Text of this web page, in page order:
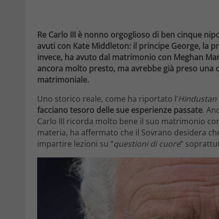
Re Carlo III è nonno orgoglioso di ben cinque
avuti con Kate Middleton: il principe George, la
invece, ha avuto dal matrimonio con Meghan
ancora molto presto, ma avrebbe già preso
matrimoniale.
Uno storico reale, come ha riportato l’
facciano tesoro delle sue esperienze passate.
Carlo III ricorda molto bene il suo matrimonio
materia, ha affermato che il Sovrano desidera
impartire lezioni su “questioni di cuore”